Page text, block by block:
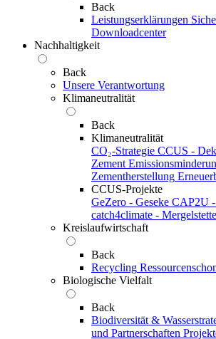
Back
Leistungserklärungen
Downloadcenter
Nachhaltigkeit
Back
Unsere Verantwortung
Klimaneutralität
Back
Klimaneutralität
CO₂-Strategie CCUS -
Zement
Zementherstellung
CCUS-Projekte
GeZero - Geseke CAP2U
catch4climate -
Kreislaufwirtschaft
Back
Recycling
Biologische Vielfalt
Back
Biodiversität &
und Partnerschaften